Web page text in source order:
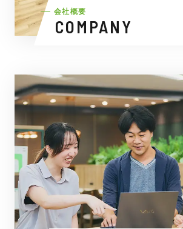
会社概要
COMPANY